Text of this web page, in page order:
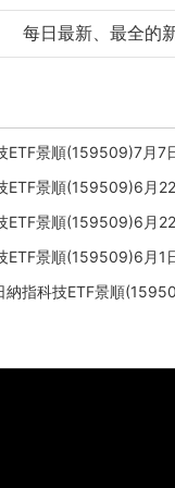
每日最新、最全的
ETF景順(159509)7月
ETF景順(159509)6月
ETF景順(159509)6月
ETF景順(159509)6月1
納指科技ETF景順